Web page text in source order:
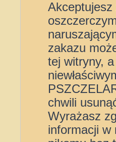
zakazu
tej witryny,
chwili
Wyrażasz
informacji w